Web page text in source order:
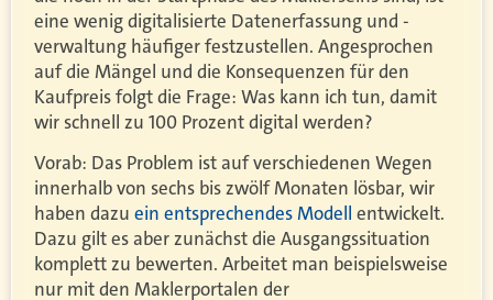
eine wenig digitalisierte Datenerfassung und -
verwaltung häufiger festzustellen. Angesprochen
auf die Mängel und die Konsequenzen für den
Kaufpreis folgt die Frage: Was kann ich tun, damit
wir schnell zu 100 Prozent digital werden?
Vorab: Das Problem ist auf verschiedenen Wegen
innerhalb von sechs bis zwölf Monaten lösbar, wir
haben dazu ein entsprechendes Modell entwickelt.
Dazu gilt es aber zunächst die Ausgangssituation
komplett zu bewerten. Arbeitet man beispielsweise
nur mit den Maklerportalen der